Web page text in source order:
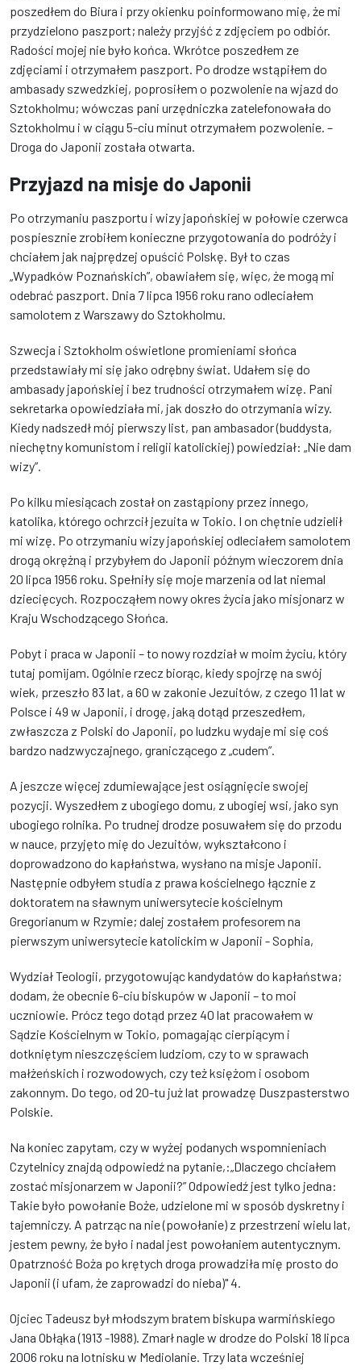
poszedłem do Biura i przy okienku poinformowano mię, że mi
przydzielono paszport; należy przyjść z zdjęciem po odbiór.
Radości mojej nie było końca. Wkrótce poszedłem ze
zdjęciami i otrzymałem paszport. Po drodze wstąpiłem do
ambasady szwedzkiej, poprosiłem o pozwolenie na wjazd do
Sztokholmu; wówczas pani urzędniczka zatelefonowała do
Sztokholmu i w ciągu 5-ciu minut otrzymałem pozwolenie. –
Droga do Japonii została otwarta.
Przyjazd na misje do Japonii
Po otrzymaniu paszportu i wizy japońskiej w połowie czerwca
pospiesznie zrobiłem konieczne przygotowania do podróży i
chciałem jak najprędzej opuścić Polskę. Był to czas
„Wypadków Poznańskich”, obawiałem się, więc, że mogą mi
odebrać paszport. Dnia 7 lipca 1956 roku rano odleciałem
samolotem z Warszawy do Sztokholmu.
Szwecja i Sztokholm oświetlone promieniami słońca
przedstawiały mi się jako odrębny świat. Udałem się do
ambasady japońskiej i bez trudności otrzymałem wizę. Pani
sekretarka opowiedziała mi, jak doszło do otrzymania wizy.
Kiedy nadszedł mój pierwszy list, pan ambasador (buddysta,
niechętny komunistom i religii katolickiej) powiedział: „Nie dam
wizy”.
Po kilku miesiącach został on zastąpiony przez innego,
katolika, którego ochrzcił jezuita w Tokio. I on chętnie udzielił
mi wizę. Po otrzymaniu wizy japońskiej odleciałem samolotem
drogą okrężną i przybyłem do Japonii późnym wieczorem dnia
20 lipca 1956 roku. Spełniły się moje marzenia od lat niemal
dziecięcych. Rozpocząłem nowy okres życia jako misjonarz w
Kraju Wschodzącego Słońca.
Pobyt i praca w Japonii – to nowy rozdział w moim życiu, który
tutaj pomijam. Ogólnie rzecz biorąc, kiedy spojrzę na swój
wiek, przeszło 83 lat, a 60 w zakonie Jezuitów, z czego 11 lat w
Polsce i 49 w Japonii, i drogę, jaką dotąd przeszedłem,
zwłaszcza z Polski do Japonii, po ludzku wydaje mi się coś
bardzo nadzwyczajnego, graniczącego z „cudem”.
A jeszcze więcej zdumiewające jest osiągnięcie swojej
pozycji. Wyszedłem z ubogiego domu, z ubogiej wsi, jako syn
ubogiego rolnika. Po trudnej drodze posuwałem się do przodu
w nauce, przyjęto mię do Jezuitów, wykształcono i
doprowadzono do kapłaństwa, wysłano na misje Japonii.
Następnie odbyłem studia z prawa kościelnego łącznie z
doktoratem na sławnym uniwersytecie kościelnym
Gregorianum w Rzymie; dalej zostałem profesorem na
pierwszym uniwersytecie katolickim w Japonii - Sophia,
Wydział Teologii, przygotowując kandydatów do kapłaństwa;
dodam, że obecnie 6-ciu biskupów w Japonii – to moi
uczniowie. Prócz tego dotąd przez 40 lat pracowałem w
Sądzie Kościelnym w Tokio, pomagając cierpiącym i
dotkniętym nieszczęściem ludziom, czy to w sprawach
małżeńskich i rozwodowych, czy też księżom i osobom
zakonnym. Do tego, od 20-tu już lat prowadzę Duszpasterstwo
Polskie.
Na koniec zapytam, czy w wyżej podanych wspomnieniach
Czytelnicy znajdą odpowiedź na pytanie,:„Dlaczego chciałem
zostać misjonarzem w Japonii?” Odpowiedź jest tylko jedna:
Takie było powołanie Boże, udzielone mi w sposób dyskretny i
tajemniczy. A patrząc na nie (powołanie) z przestrzeni wielu lat,
jestem pewny, że było i nadal jest powołaniem autentycznym.
Opatrzność Boża po krętych droga prowadziła mię prosto do
Japonii (i ufam, że zaprowadzi do nieba)" 4.
Ojciec Tadeusz był młodszym bratem biskupa warmińskiego
Jana Obłąka (1913 -1988). Zmarł nagle w drodze do Polski 18 lipca
2006 roku na lotnisku w Mediolanie. Trzy lata wcześniej